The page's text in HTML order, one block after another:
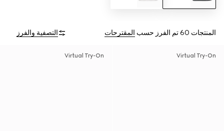
المنتجات 60 تم الفرز حسب المقترحات التصفية والفرز
Virtual Try-On
Virtual Try-On